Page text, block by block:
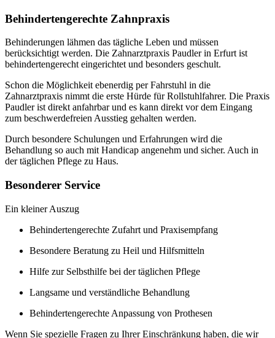
Behindertengerechte Zahnpraxis
Behinderungen lähmen das tägliche Leben und müssen
berücksichtigt werden. Die Zahnarztpraxis Paudler in Erfurt ist
behindertengerecht eingerichtet und besonders geschult.
Schon die Möglichkeit ebenerdig per Fahrstuhl in die
Zahnarztpraxis nimmt die erste Hürde für Rollstuhlfahrer. Die Praxis
Paudler ist direkt anfahrbar und es kann direkt vor dem Eingang
zum beschwerdefreien Ausstieg gehalten werden.
Durch besondere Schulungen und Erfahrungen wird die
Behandlung so auch mit Handicap angenehm und sicher. Auch in
der täglichen Pflege zu Haus.
Besonderer Service
Ein kleiner Auszug
Behindertengerechte Zufahrt und Praxisempfang
Besondere Beratung zu Heil und Hilfsmitteln
Hilfe zur Selbsthilfe bei der täglichen Pflege
Langsame und verständliche Behandlung
Behindertengerechte Anpassung von Prothesen
Wenn Sie spezielle Fragen zu Ihrer Einschränkung haben, die wir